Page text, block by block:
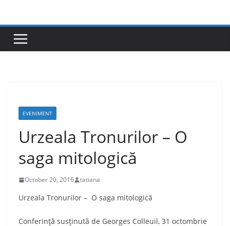
content
EVENIMENT
Urzeala Tronurilor – O
saga mitologică
October 20, 2016 tatiana
Urzeala Tronurilor – O saga mitologică
Conferinţă susţinută de Georges Colleuil, 31 octombrie